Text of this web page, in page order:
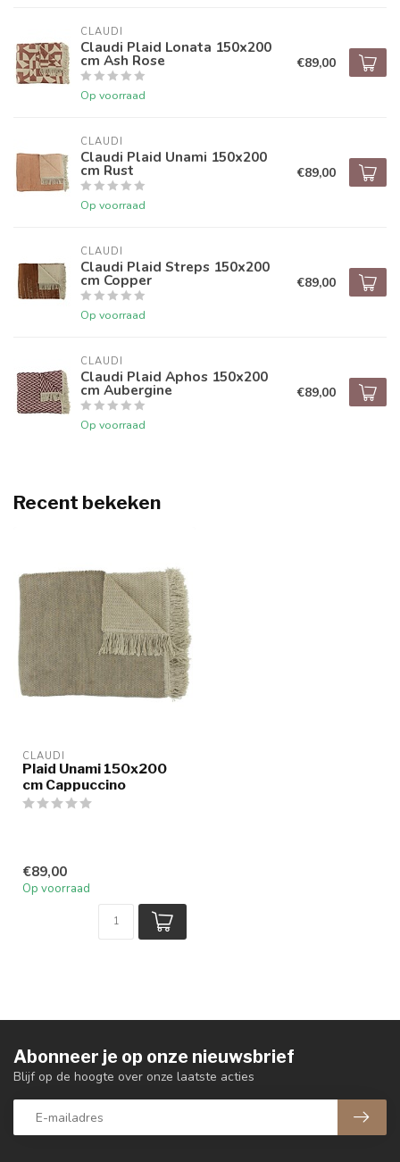
CLAUDI
Claudi Plaid Lonata 150x200
cm Ash Rose
Op voorraad
€89,00
CLAUDI
Claudi Plaid Unami 150x200
cm Rust
Op voorraad
€89,00
CLAUDI
Claudi Plaid Streps 150x200
cm Copper
Op voorraad
€89,00
CLAUDI
Claudi Plaid Aphos 150x200
cm Aubergine
Op voorraad
€89,00
Recent bekeken
CLAUDI
Plaid Unami 150x200
cm Cappuccino
€89,00
Op voorraad
Abonneer je op onze nieuwsbrief
Blijf op de hoogte over onze laatste acties